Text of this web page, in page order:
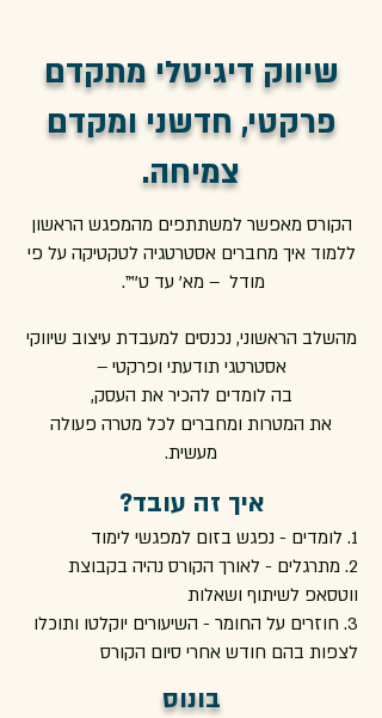
הקורס מאפשר למשתתפים מהמפגש הראשון
ללמוד איך מחברים אסטרטגיה לטקטיקה על פי
מודל – מא' עד ט'™.
מהשלב הראשוני, נכנסים למעבדת עיצוב שיווקי
אסטרטגי תודעתי ופרקטי –
בה לומדים להכיר את העסק,
את המטרות ומחברים לכל מטרה פעולה
מעשית.
איך זה עובד?
1. לומדים - נפגש בזום למפגשי לימוד
2. מתרגלים - לאורך הקורס נהיה בקבוצת
ווטסאפ לשיתוף ושאלות
3. חוזרים על החומר - השיעורים יוקלטו ותוכלו
לצפות בהם חודש אחרי סיום הקורס
בונוס
שיווק דיגיטלי מתקדם
פרקטי, חדשני ומקדם
צמיחה.